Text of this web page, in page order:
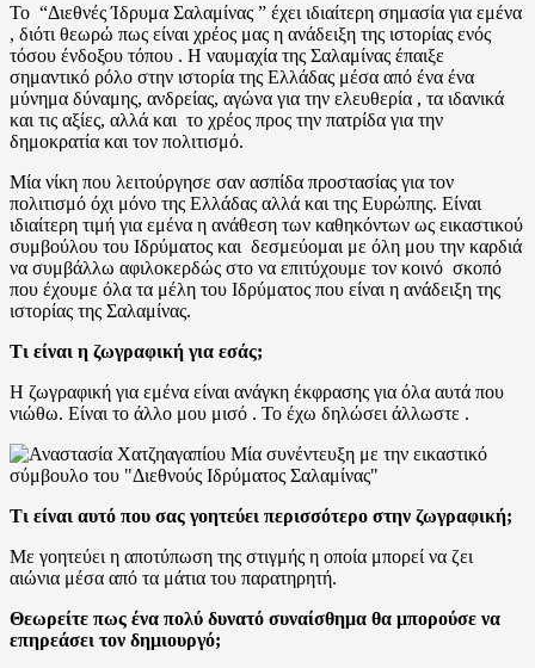
Το “Διεθνές Ίδρυμα Σαλαμίνας ” έχει ιδιαίτερη σημασία για εμένα
, διότι θεωρώ πως είναι χρέος μας η ανάδειξη της ιστορίας ενός
τόσου ένδοξου τόπου . Η ναυμαχία της Σαλαμίνας έπαιξε
σημαντικό ρόλο στην ιστορία της Ελλάδας μέσα από ένα ένα
μύνημα δύναμης, ανδρείας, αγώνα για την ελευθερία , τα ιδανικά
και τις αξίες, αλλά και το χρέος προς την πατρίδα για την
δημοκρατία και τον πολιτισμό.
Μία νίκη που λειτούργησε σαν ασπίδα προστασίας για τον
πολιτισμό όχι μόνο της Ελλάδας αλλά και της Ευρώπης. Είναι
ιδιαίτερη τιμή για εμένα η ανάθεση των καθηκόντων ως εικαστικού
συμβούλου του Ιδρύματος και δεσμεύομαι με όλη μου την καρδιά
να συμβάλλω αφιλοκερδώς στο να επιτύχουμε τον κοινό σκοπό
που έχουμε όλα τα μέλη του Ιδρύματος που είναι η ανάδειξη της
ιστορίας της Σαλαμίνας.
Τι είναι η ζωγραφική για εσάς;
Η ζωγραφική για εμένα είναι ανάγκη έκφρασης για όλα αυτά που
νιώθω. Είναι το άλλο μου μισό . Το έχω δηλώσει άλλωστε .
Τι είναι αυτό που σας γοητεύει περισσότερο στην ζωγραφική;
Με γοητεύει η αποτύπωση της στιγμής η οποία μπορεί να ζει
αιώνια μέσα από τα μάτια του παρατηρητή.
Θεωρείτε πως ένα πολύ δυνατό συναίσθημα θα μπορούσε να
επηρεάσει τον δημιουργό;